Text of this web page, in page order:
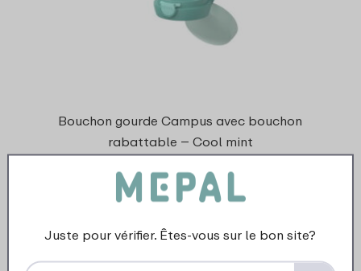
Bouchon gourde Campus avec bouchon
rabattable – Cool mint
619
Juste pour vérifier. Êtes-vous sur le bon site?